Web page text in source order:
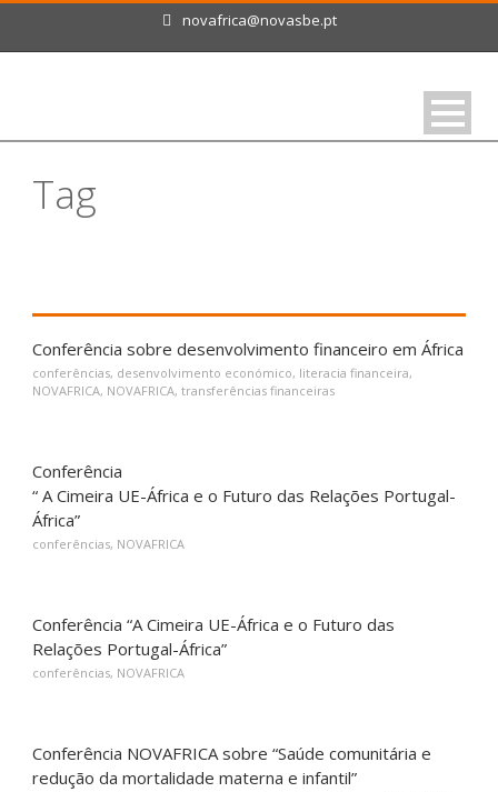
novafrica@novasbe.pt
Tag
Conferência sobre desenvolvimento financeiro em África
conferências, desenvolvimento económico, literacia financeira,
NOVAFRICA, NOVAFRICA, transferências financeiras
Conferência
“ A Cimeira UE-África e o Futuro das Relações Portugal-
África”
conferências, NOVAFRICA
Conferência “A Cimeira UE-África e o Futuro das
Relações Portugal-África”
conferências, NOVAFRICA
Conferência NOVAFRICA sobre “Saúde comunitária e
redução da mortalidade materna e infantil”